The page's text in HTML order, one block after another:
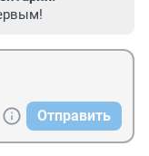
Отправить